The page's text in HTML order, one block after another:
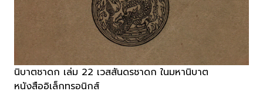
นิบาตชาดก เล่ม 22 เวสสันดรชาดก ในมหานิบาต
หนังสืออิเล็กทรอนิกส์